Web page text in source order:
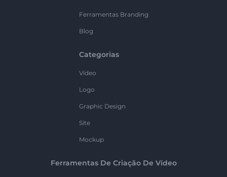
Ferramentas Branding
Blog
Categorias
Vídeo
Logo
Graphic Design
Site
Mockup
Ferramentas De Criação De Vídeo